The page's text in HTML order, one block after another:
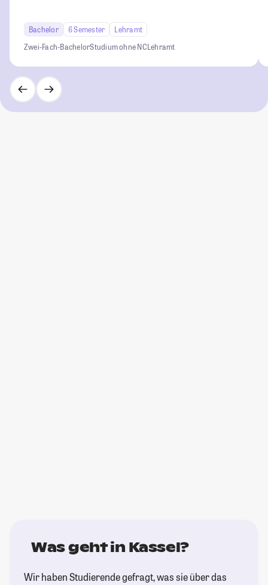
Bachelor 6 Semester
Lehramt
Zwei-Fach-BachelorStudium ohne NCLehramt
Was geht in Kassel?
Wir haben Studierende gefragt, was sie über das